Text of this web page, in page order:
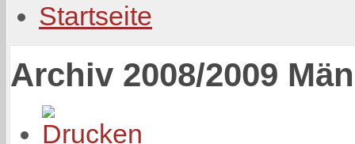
Startseite
Archiv 2008/2009